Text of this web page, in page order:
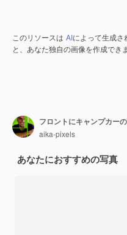
このリソースは AIによって生成さ
と、あなた独自の画像を作成できま
フロントにキャンプカー
aika-pixels
あなたにおすすめの写真